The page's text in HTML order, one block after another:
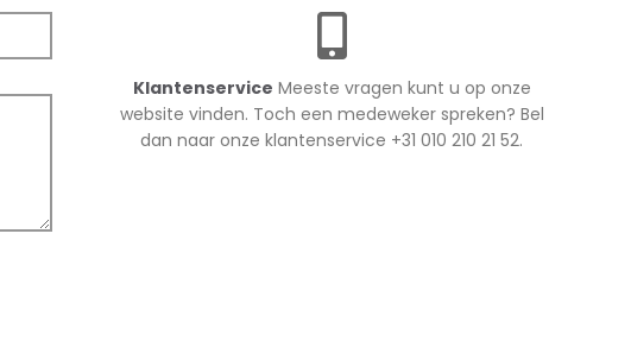
Klantenservice Meeste vragen kunt u op onze
website vinden. Toch een medeweker spreken? Bel
dan naar onze klantenservice +31 010 210 21 52.